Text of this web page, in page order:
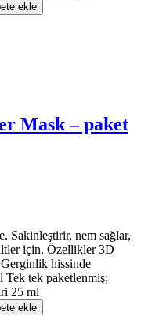
ekle
Mask – paket
Sakinleştirir, nem sağlar,
için. Özellikler 3D
hissinde
Tek tek paketlenmiş;
25 ml
ekle